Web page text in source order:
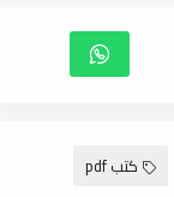
كتب pdf